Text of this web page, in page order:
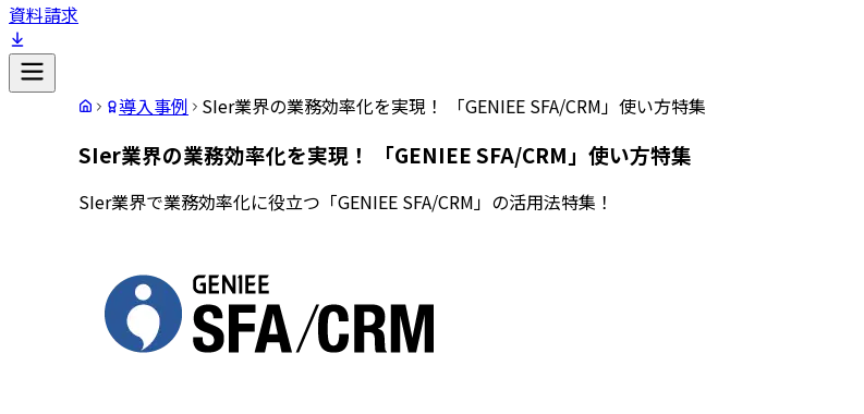
資料請求
導入事例 SIer業界の業務効率化を実現！ 「GENIEE SFA/CRM」使い方特集
SIer業界の業務効率化を実現！ 「GENIEE SFA/CRM」使い方特集
SIer業界で業務効率化に役立つ「GENIEE SFA/CRM」の活用法特集！